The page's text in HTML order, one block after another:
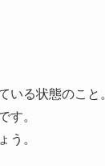
いる状態のこと。
。
。